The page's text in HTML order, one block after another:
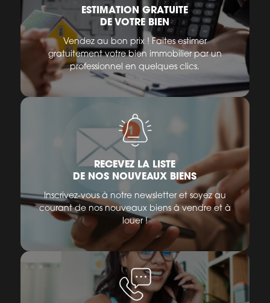
ESTIMATION GRATUITE
DE VOTRE BIEN
Vendez au bon prix ! Faites estimer
gratuitement votre bien immobilier par un
professionnel en quelques clics.
RECEVEZ LA LISTE
DE NOS NOUVEAUX BIENS
Inscrivez-vous à notre newsletter et soyez au
courant de nos nouveaux biens à vendre et à
louer !